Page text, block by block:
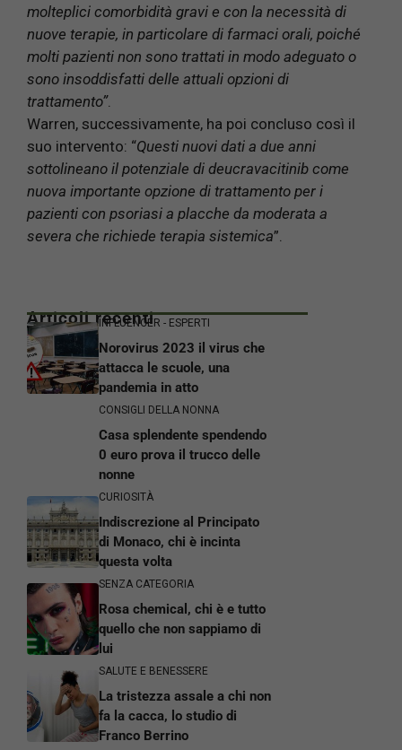
molteplici comorbidità gravi e con la necessità di
nuove terapie, in particolare di farmaci orali, poiché
molti pazienti non sono trattati in modo adeguato o
sono insoddisfatti delle attuali opzioni di
trattamento”.
Warren, successivamente, ha poi concluso così il
suo intervento: “Questi nuovi dati a due anni
sottolineano il potenziale di deucravacitinib come
nuova importante opzione di trattamento per i
pazienti con psoriasi a placche da moderata a
severa che richiede terapia sistemica”.
Articoli recentiINFLUENCER - ESPERTI
Norovirus 2023 il virus che
attacca le scuole, una
pandemia in atto
CONSIGLI DELLA NONNA
Casa splendente spendendo
0 euro prova il trucco delle
nonne
CURIOSITÀ
Indiscrezione al Principato
di Monaco, chi è incinta
questa volta
SENZA CATEGORIA
Rosa chemical, chi è e tutto
quello che non sappiamo di
lui
SALUTE E BENESSERE
La tristezza assale a chi non
fa la cacca, lo studio di
Franco Berrino